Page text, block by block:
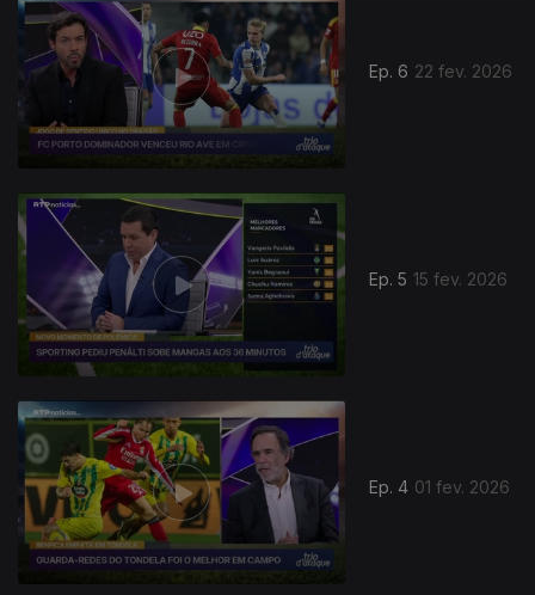
Ep. 6 22 fev. 2026
Ep. 5 15 fev. 2026
Ep. 4 01 fev. 2026